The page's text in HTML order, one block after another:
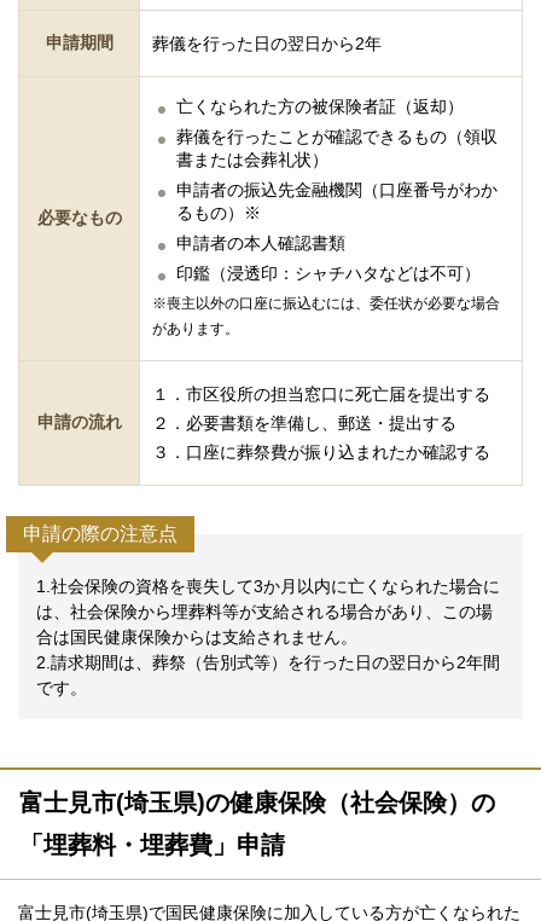
申請期間 葬儀を行った日の翌日から2年
必要なもの
亡くなられた方の被保険者証（返却）
葬儀を行ったことが確認できるもの（領収
書または会葬礼状）
申請者の振込先金融機関（口座番号がわか
るもの）※
申請者の本人確認書類
印鑑（浸透印：シャチハタなどは不可）
※喪主以外の口座に振込むには、委任状が必要な場合
があります。
申請の流れ
１．市区役所の担当窓口に死亡届を提出する
２．必要書類を準備し、郵送・提出する
３．口座に葬祭費が振り込まれたか確認する
申請の際の注意点
1.社会保険の資格を喪失して3か月以内に亡くなられた場合に
は、社会保険から埋葬料等が支給される場合があり、この場
合は国民健康保険からは支給されません。
2.請求期間は、葬祭（告別式等）を行った日の翌日から2年間
です。
富士見市(埼玉県)の健康保険（社会保険）の
「埋葬料・埋葬費」申請
富士見市(埼玉県)で国民健康保険に加入している方が亡くなられた